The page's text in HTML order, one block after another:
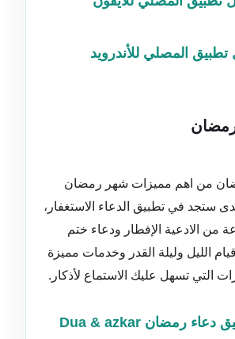
تطبيق المصلي للأندرويد
من اهم مميزات شهر رمضان
ستجد في تطبيق الدعاء الاستغفار،
من الادعية الإفطار ودعاء ختم
الليل وليلة القدر وخدمات مميزة
التي تسهل عليك الاستماع لأذكار.
تحميل تطبيق دعاء رمضان Dua & azkar